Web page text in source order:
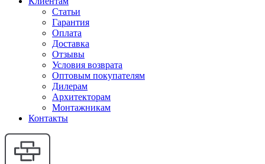
Статьи
Гарантия
Оплата
Доставка
Отзывы
Условия возврата
Оптовым покупателям
Дилерам
Архитекторам
Монтажникам
Контакты